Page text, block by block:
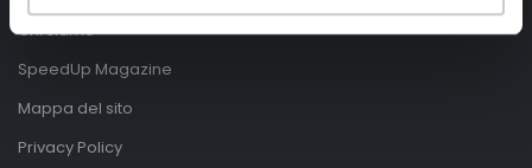
Chi siamo
SpeedUp Magazine
Mappa del sito
Privacy Policy